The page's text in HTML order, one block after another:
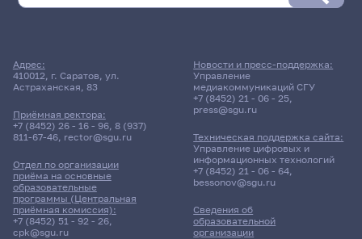
Зачет
Компьютерная графика
231гр., ИИиМО
Д/о
11 корпус, 415 комната
28 мая 2026 г. 17:20
Адрес:
410012, г. Саратов, ул.
Астраханская, 83
Приёмная ректора:
+7 (8452) 26 - 16 - 96, 8 (937)
811-67-46, rector@sgu.ru
Отдел по организации
приёма на основные
образовательные
программы (Центральная
приёмная комиссия):
+7 (8452) 51 - 92 - 26,
cpk@sgu.ru
Сведения об
образовательной
организации
Новости и пресс-поддержка:
Управление
медиакоммуникаций СГУ
+7 (8452) 21 - 06 - 25,
press@sgu.ru
Техническая поддержка сайта:
Управление цифровых и
информационных технологий
+7 (8452) 21 - 06 - 64,
bessonov@sgu.ru